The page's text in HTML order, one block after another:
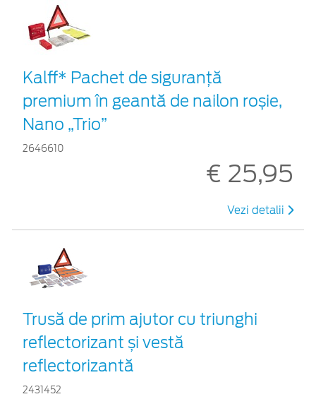
Kalff* Pachet de siguranţă
premium în geantă de nailon roșie,
Nano „Trio”
2646610
€ 25,95
Vezi detalii
Trusă de prim ajutor cu triunghi
reflectorizant și vestă
reflectorizantă
2431452